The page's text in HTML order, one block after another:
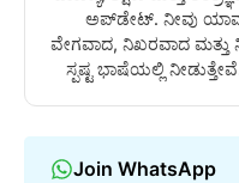
ಅಪ್‌ಡೇಟ್. ನೀವು
ವೇಗವಾದ, ನಿಖರವಾದ ಮತ್ತು
ಸ್ಪಷ್ಟ ಭಾಷೆಯಲ್ಲಿ
Join WhatsApp